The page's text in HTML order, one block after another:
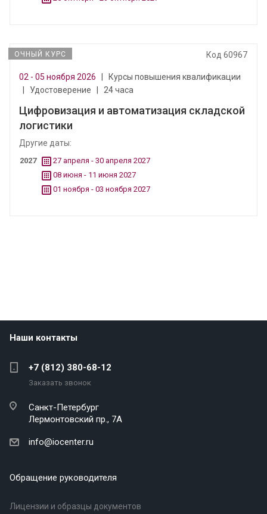
ОЧНЫЙ КУРС Код 60967
02 - 05 ноября 2026
Курсы повышения квалификации
Удостоверение 24 часа
Цифровизация и автоматизация складской
логистики
Другие даты:
2027
27 апреля - 30 апреля 2027
08 июня - 11 июня 2027
01 ноября - 03 ноября 2027
Наши контакты
+7 (812) 380-68-12
Заказать звонок
Санкт-Петербург
Лермонтовский пр., 7А
info@iocenter.ru
Обращение руководителя
Лицензии и образцы документов